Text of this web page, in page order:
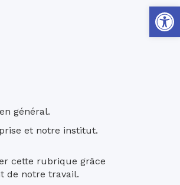
Ouvrir
général.
et notre institut.
cette rubrique grâce
de notre travail.